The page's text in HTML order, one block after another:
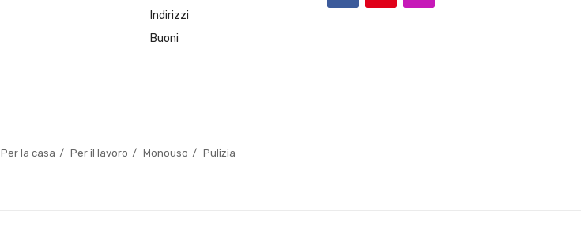
Indirizzi
Buoni
Per la casa Per il lavoro Monouso Pulizia